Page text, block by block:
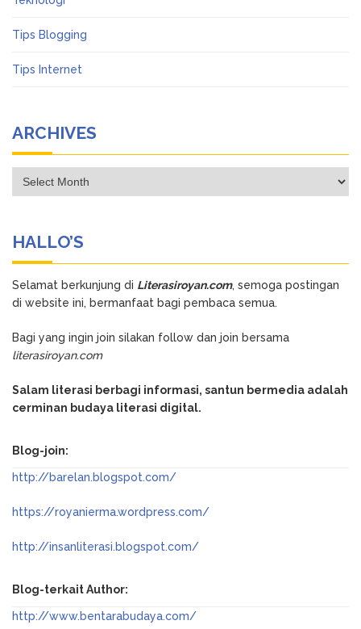
Tips Blogging
Tips Internet
ARCHIVES
Archives
HALLO’S
Selamat berkunjung di Literasiroyan.com, semoga postingan
di website ini, bermanfaat bagi pembaca semua.
Bagi yang ingin join silakan follow dan join bersama
literasiroyan.com
Salam literasi berbagi informasi, santun bermedia adalah
cerminan budaya literasi digital.
Blog-join:
http://barelan.blogspot.com/
https://royanierma.wordpress.com/
http://insanliterasi.blogspot.com/
Blog-terkait Author:
http://www.bentarabudaya.com/